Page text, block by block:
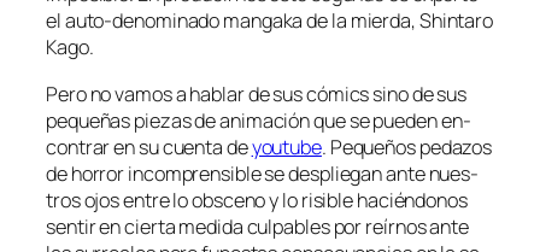
el auto-denominado man­ga­ka de la mier­da, Shintaro
Kago.
Pero no va­mos a ha­blar de sus có­mics sino de sus
pe­que­ñas pie­zas de ani­ma­ción que se pue­den en­
con­trar en su cuen­ta deyou­tu­be. Pequeños pe­da­zos
de ho­rror in­com­pren­si­ble se des­plie­gan an­te nues­
tros ojos en­tre lo obs­ceno y lo ri­si­ble ha­cién­do­nos
sen­tir en cier­ta me­di­da cul­pa­bles por reír­nos an­te